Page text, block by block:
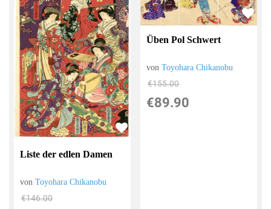
Liste der edlen Damen
vonToyohara Chikanobu
€146.00
Üben Pol Schwert
vonToyohara Chikanobu
€155.00
€89.90